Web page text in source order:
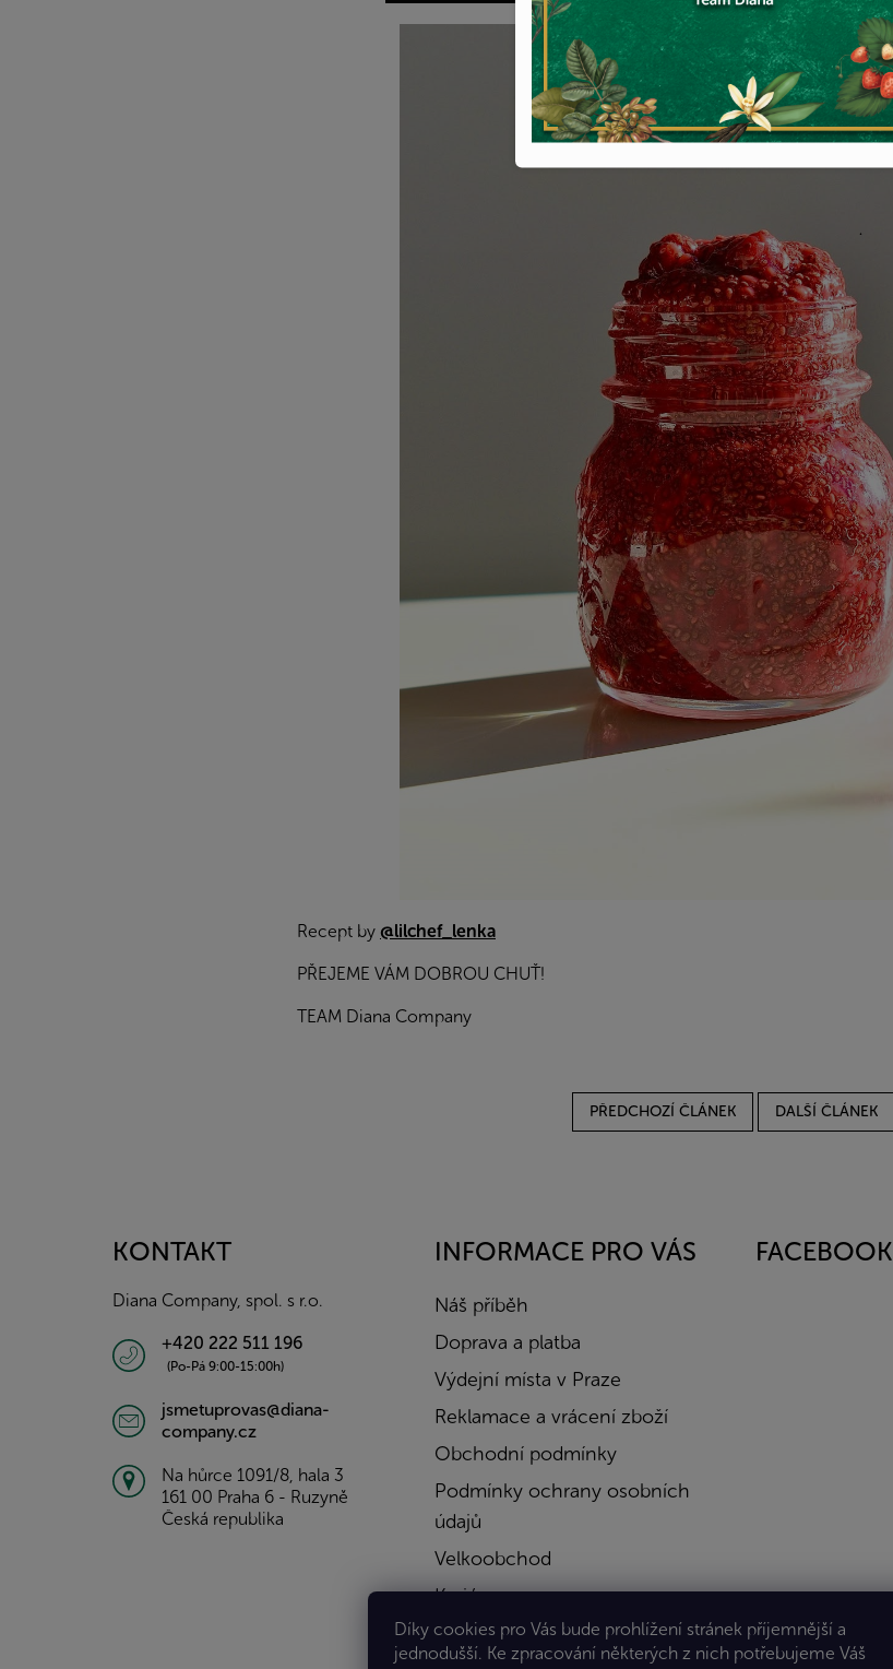
Díky cookies pro Vás bude prohlížení stránek příjemnější a
jednodušší. Ke zpracování některých z nich potřebujeme Váš
Recept by @lilchef_lenka
PŘEJEME VÁM DOBROU CHUŤ!
TEAM Diana Company
PŘEDCHOZÍ ČLÁNEK DALŠÍ ČLÁNEK
KONTAKT
Diana Company, spol. s r.o.
+420 222 511 196
(Po-Pá 9:00-15:00h)
jsmetuprovas@diana-
company.cz
Na hůrce 1091/8, hala 3
161 00 Praha 6 - Ruzyně
Česká republika
INFORMACE PRO VÁS
Náš příběh
Doprava a platba
Výdejní místa v Praze
Reklamace a vrácení zboží
Obchodní podmínky
Podmínky ochrany osobních
údajů
Velkoobchod
Kariéra
Kontakty
FACEBOOK